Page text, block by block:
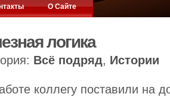
О Сайте
логика
Всё подряд, Истории
коллегу поставили на